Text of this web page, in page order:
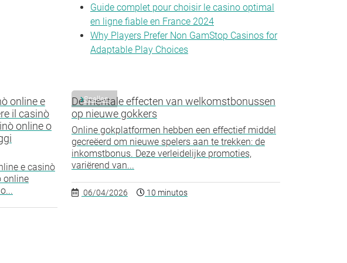
Guide complet pour choisir le casino optimal
en ligne fiable en France 2024
Why Players Prefer Non GamStop Casinos for
Adaptable Play Choices
online e
il casinò
online o
e casinò
online
Spellen
De mentale effecten van welkomstbonussen
op nieuwe gokkers
Online gokplatformen hebben een effectief middel
gecreëerd om nieuwe spelers aan te trekken: de
inkomstbonus. Deze verleidelijke promoties,
variërend van...
06/04/2026 10 minutos